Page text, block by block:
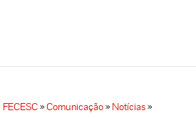
FECESC»Comunicação»Notícias»